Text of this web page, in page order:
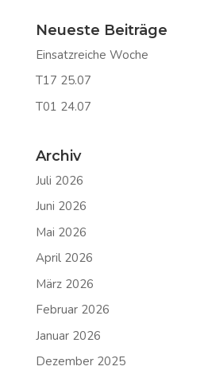
Neueste Beiträge
Einsatzreiche Woche
T17 25.07
T01 24.07
Archiv
Juli 2026
Juni 2026
Mai 2026
April 2026
März 2026
Februar 2026
Januar 2026
Dezember 2025